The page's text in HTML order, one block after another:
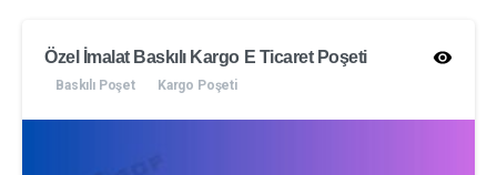
Özel İmalat Baskılı Kargo E Ticaret Poşeti
Baskılı Poşet Kargo Poşeti